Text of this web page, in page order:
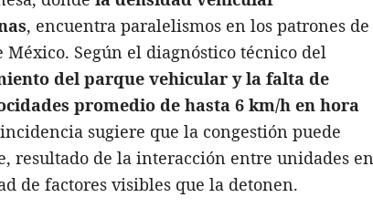
, encuentra paralelismos en los patrones de
Según el diagnóstico técnico del
del parque vehicular y la falta de
promedio de hasta 6 km/h en hora
sugiere que la congestión puede
resultado de la interacción entre unidades en
de factores visibles que la detonen.